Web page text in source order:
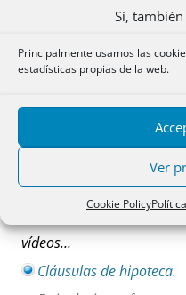
Sí,
Principalmente usamos las
estadísticas propias de la web.
Ver
Cookie Policy
En esta
Podrá encontrar textos
sobre novedades
sentencias, resoluciones,
blogs, noticias,
vídeos…
Cláusulas de hipoteca.